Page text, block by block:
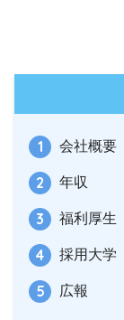
会社概要
年収
福利厚生
採用大学
広報